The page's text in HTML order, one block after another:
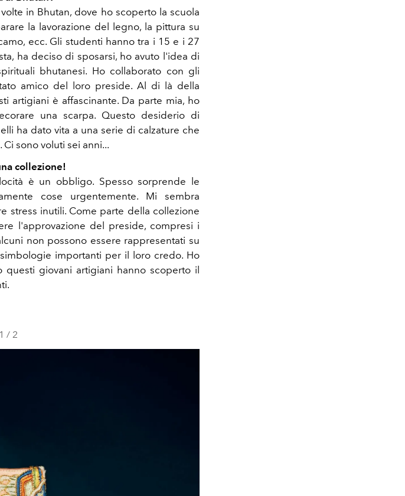
in Bhutan, dove ho scoperto la scuola
la lavorazione del legno, la pittura su
ecc. Gli studenti hanno tra i 15 e i 27
ha deciso di sposarsi, ho avuto l'idea di
bhutanesi. Ho collaborato con gli
amico del loro preside. Al di là della
artigiani è affascinante. Da parte mia, ho
una scarpa. Questo desiderio di
ha dato vita a una serie di calzature che
sono voluti sei anni...
collezione!
è un obbligo. Spesso sorprende le
cose urgentemente. Mi sembra
stress inutili. Come parte della collezione
l'approvazione del preside, compresi i
non possono essere rappresentati su
importanti per il loro credo. Ho
giovani artigiani hanno scoperto il
1 / 2